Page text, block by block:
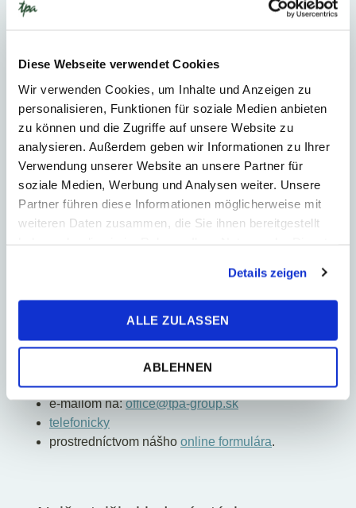
Diese Webseite verwendet Cookies
Wir verwenden Cookies, um Inhalte und Anzeigen zu
personalisieren, Funktionen für soziale Medien anbieten
zu können und die Zugriffe auf unsere Website zu
analysieren. Außerdem geben wir Informationen zu Ihrer
Verwendung unserer Website an unsere Partner für
soziale Medien, Werbung und Analysen weiter. Unsere
Partner führen diese Informationen möglicherweise mit
weiteren Daten zusammen, die Sie ihnen bereitgestellt
Details zeigen
ALLE ZULASSEN
ABLEHNEN
S nami môžete eliminovať náročné
administratívne úlohy a venovať viac času
klientom a strategickému rozvoju Vašej firmy.
Naše služby sú efektívne a kvalitné.
Kontaktujte nás
Máte otázky alebo chcete vedieť viac o tom, ako
dispozícii.
e-mailom na:office@tpa-group.sk
telefonicky
prostredníctvom nášhoonline formulára.